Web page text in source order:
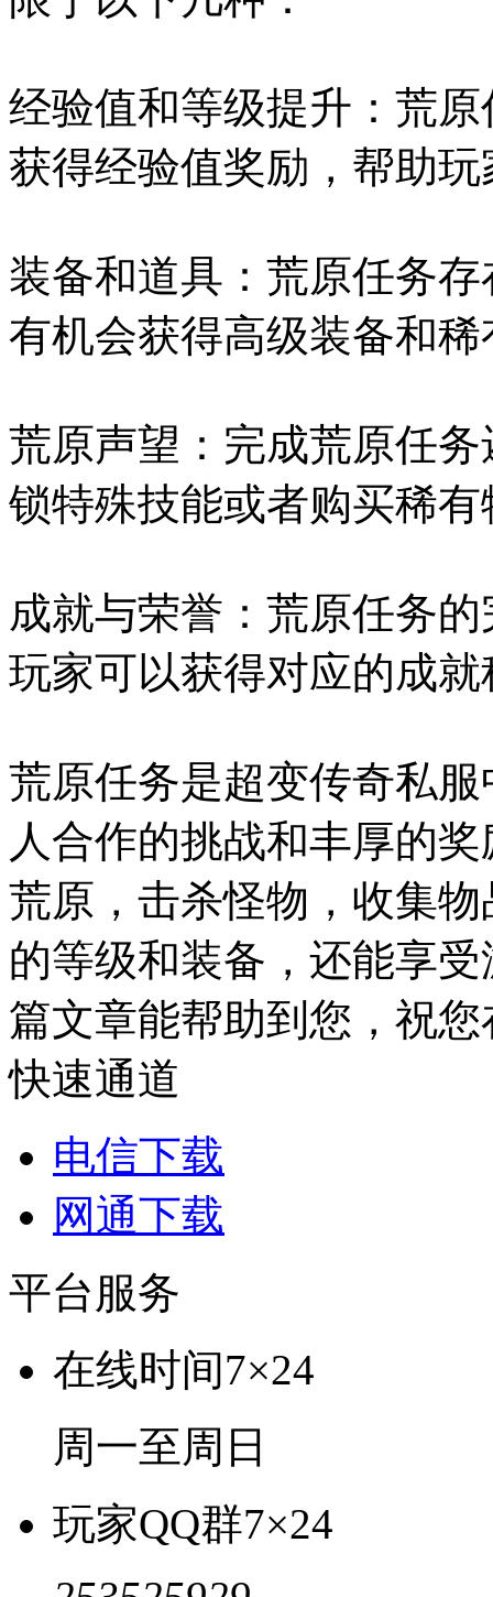
经验值和等级提升：荒
获得经验值奖励，帮助
装备和道具：荒原任务
有机会获得高级装备和
荒原声望：完成荒原任
锁特殊技能或者购买稀有
成就与荣誉：荒原任务
玩家可以获得对应的成
荒原任务是超变传奇私
人合作的挑战和丰厚的
荒原，击杀怪物，收集
的等级和装备，还能享
篇文章能帮助到您，祝
快速通道
电信下载
网通下载
平台服务
在线时间7×24
周一至周日
玩家QQ群7×24